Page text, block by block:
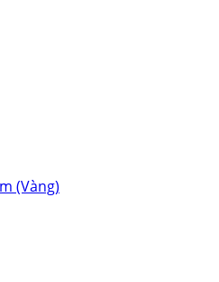
(Vàng)